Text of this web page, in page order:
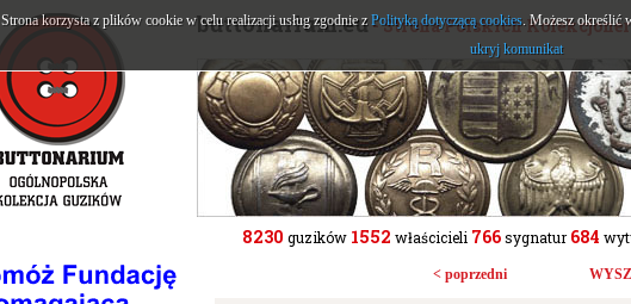
buttonarium.eu- Strona Polskich
8230 guzików 1552 właścicieli 766sygnatur684
< poprzedni
Strona korzysta z plików cookie w celu realizacji usług zgodnie z Polityką dotyczącą cookies. Możesz określić
ukryj komunikat